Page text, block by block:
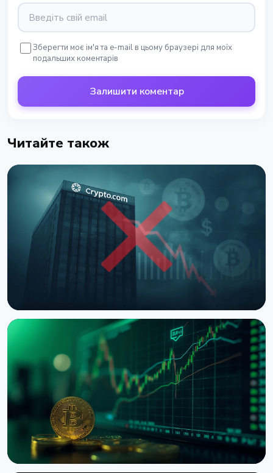
Зберегти моє ім'я та e-mail в цьому браузері для моїх
подальших коментарів
Залишити коментар
Читайте також
Trump Media розірвала угоду з Crypto.com щодо
CRO Treasury
10 серпня 2026 р.4 хв читання